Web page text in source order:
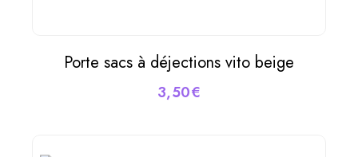
AJOUTER AU PANIER
Porte sacs à déjections vito beige
3,50€